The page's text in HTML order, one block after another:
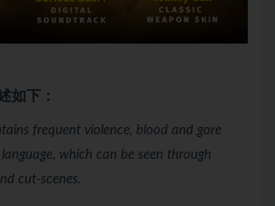
如下：
frequent violence, blood and gore
which can be seen through
cut-scenes.